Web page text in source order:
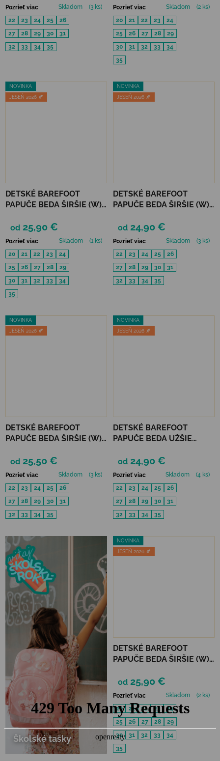
Pozrieť viac Skladom
(3 ks)
22
23 24 25
26
27
28 29 30
31
32
33 34 35
Pozrieť viac Skladom
(2 ks)
20
21 22 23
24
25
26 27 28
29
30
31 32 33
34
35
NOVINKA
JESEŇ 2026 🍂
DETSKÉ BAREFOOT
PAPUČE BEDA ŠIRŠIE (W)
FLOWER
od 25,90 €
Pozrieť viac Skladom
(1 ks)
20
21 22 23
24
25
26 27 28
29
30
31 32 33
34
35
NOVINKA
JESEŇ 2026 🍂
DETSKÉ BAREFOOT
PAPUČE BEDA ŠIRŠIE (W) -
od 24,90 €
Pozrieť viac Skladom
(3 ks)
22
23 24 25
26
27
28 29 30
31
32
33 34 35
NOVINKA
JESEŇ 2026 🍂
DETSKÉ BAREFOOT
PAPUČE BEDA ŠIRŠIE (W)
od 25,50 €
Pozrieť viac Skladom
(3 ks)
22
23 24 25
26
27
28 29 30
31
32
33 34 35
NOVINKA
JESEŇ 2026 🍂
DETSKÉ BAREFOOT
PAPUČE BEDA UŽŠIE
od 24,90 €
Pozrieť viac Skladom
(4 ks)
22
23 24 25
26
27
28 29 30
31
32
33 34 35
Školské tašky
NOVINKA
JESEŇ 2026 🍂
DETSKÉ BAREFOOT
PAPUČE BEDA ŠIRŠIE (W)
od 25,90 €
Pozrieť viac Skladom
(2 ks)
20
21 22 23
24
25
26 27 28
29
30
31 32 33
34
35